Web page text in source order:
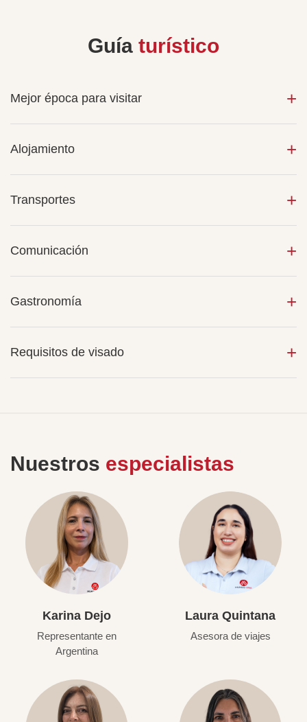
Guía turístico
Mejor época para visitar
Alojamiento
Transportes
Comunicación
Gastronomía
Requisitos de visado
Nuestros especialistas
Karina Dejo
Representante en
Argentina
Laura Quintana
Asesora de viajes